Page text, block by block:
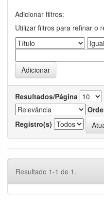
Adicionar filtros:
Utilizar filtros para refinar o
Resultados/Página
Registro(s)
Resultado 1-1 de 1.